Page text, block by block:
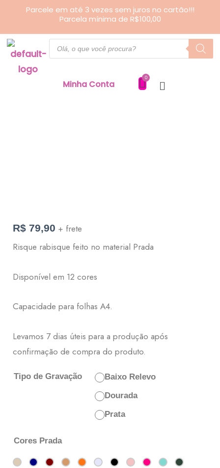
o
conteúdo
Parcele em até 3 vezes sem juros no cartão!!!
Parcela mínima de R$100,00
Pesquisar
produtos
Minha Conta
R$ 79,90 + frete
Risque rabisque feito no material Prada
Disponível em 12 cores
Capacidade para folhas A4.
Levamos 7 dias úteis para a produção após
confirmação de compra do produto.
Tipo de Gravação
Baixo Relevo
Dourada
Prata
Cores Prada